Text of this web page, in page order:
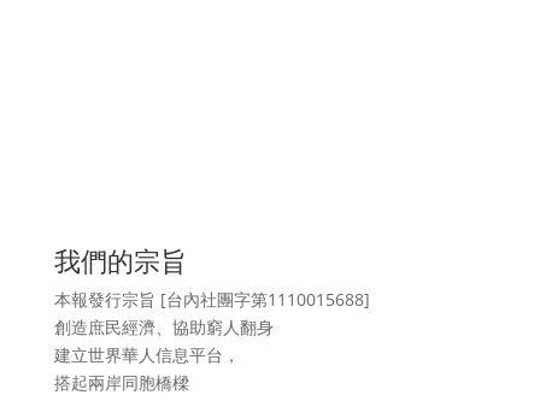
我們的宗旨
本報發行宗旨 [台內社團字第1110015688]
創造庶民經濟、協助窮人翻身
建立世界華人信息平台，
搭起兩岸同胞橋樑